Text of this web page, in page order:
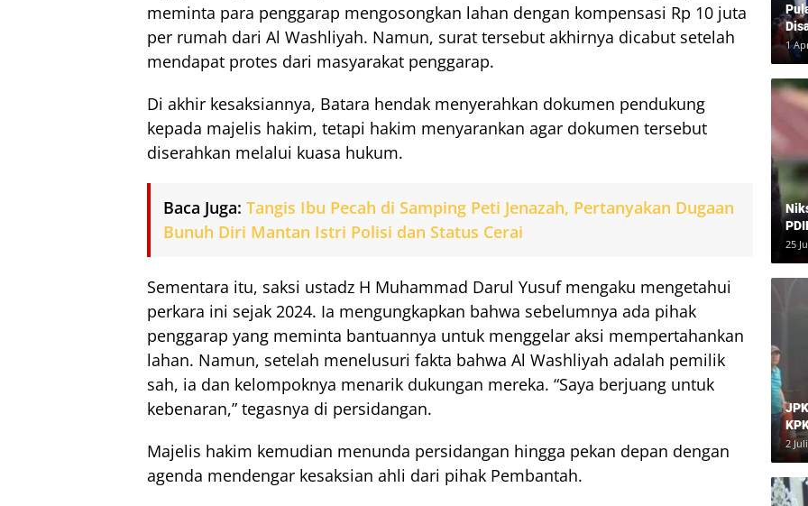
meminta para penggarap mengosongkan lahan dengan kompensasi Rp 10 juta
per rumah dari Al Washliyah. Namun, surat tersebut akhirnya dicabut setelah
mendapat protes dari masyarakat penggarap.
Di akhir kesaksiannya, Batara hendak menyerahkan dokumen pendukung
kepada majelis hakim, tetapi hakim menyarankan agar dokumen tersebut
diserahkan melalui kuasa hukum.
Baca Juga: Tangis Ibu Pecah di Samping Peti Jenazah, Pertanyakan Dugaan
Bunuh Diri Mantan Istri Polisi dan Status Cerai
Sementara itu, saksi ustadz H Muhammad Darul Yusuf mengaku mengetahui
perkara ini sejak 2024. Ia mengungkapkan bahwa sebelumnya ada pihak
penggarap yang meminta bantuannya untuk menggelar aksi mempertahankan
lahan. Namun, setelah menelusuri fakta bahwa Al Washliyah adalah pemilik
sah, ia dan kelompoknya menarik dukungan mereka. “Saya berjuang untuk
kebenaran,” tegasnya di persidangan.
Majelis hakim kemudian menunda persidangan hingga pekan depan dengan
agenda mendengar kesaksian ahli dari pihak Pembantah.
1
25
2